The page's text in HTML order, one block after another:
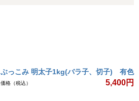
ぶっこみ 明太子1kg(バラ子、切子) 有色
価格（税込） 5,400円